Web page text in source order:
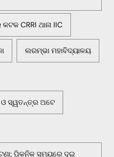
CRRI ଥାନା IIC
ଲରମ୍ଭା ମହାବିଦ୍ୟାଳୟ
ଓ ସ୍ୱତନ୍ତ୍ର ଅଟେ
ପିକନିକ ସମୟରେ ଦୁଇ